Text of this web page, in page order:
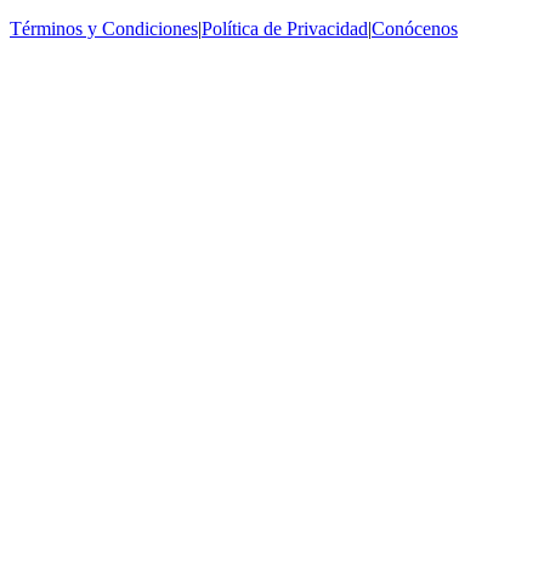
Términos y Condiciones|Política de Privacidad|Conócenos